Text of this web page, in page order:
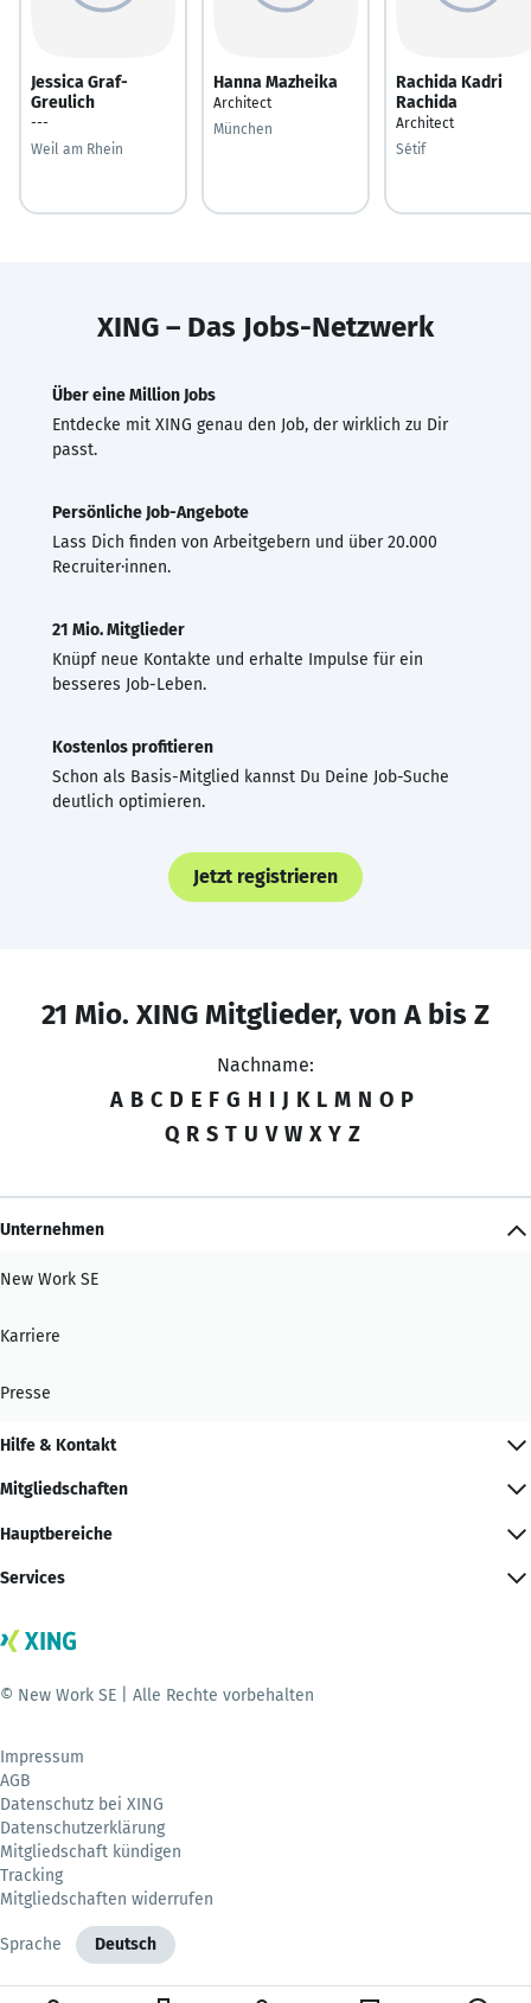
Jessica Graf-
Greulich
---
Weil am Rhein
Hanna Mazheika
Architect
München
Rachida Kadri
Rachida
Architect
Sétif
XING – Das Jobs-Netzwerk
Über eine Million Jobs
Entdecke mit XING genau den Job, der wirklich zu Dir
passt.
Persönliche Job-Angebote
Lass Dich finden von Arbeitgebern und über 20.000
Recruiter·innen.
21 Mio. Mitglieder
Knüpf neue Kontakte und erhalte Impulse für ein
besseres Job-Leben.
Kostenlos profitieren
Schon als Basis-Mitglied kannst Du Deine Job-Suche
deutlich optimieren.
Jetzt registrieren
21 Mio. XING Mitglieder, von A bis Z
Nachname:
A B C D E F G H I J K L M N O P
Q R S T U V W X Y Z
Unternehmen
New Work SE
Karriere
Presse
Hilfe & Kontakt
Mitgliedschaften
Hauptbereiche
Services
© New Work SE | Alle Rechte vorbehalten
Impressum
AGB
Datenschutz bei XING
Datenschutzerklärung
Mitgliedschaft kündigen
Tracking
Mitgliedschaften widerrufen
Sprache Deutsch